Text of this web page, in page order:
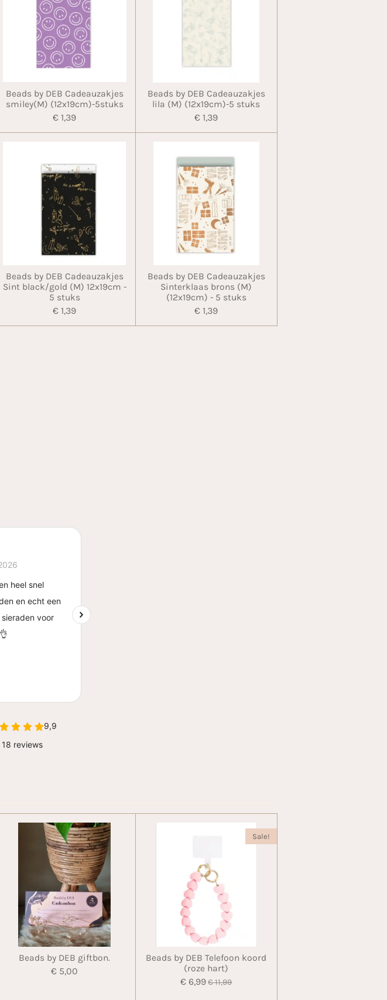
Beads by DEB Cadeauzakjes
smiley(M) (12x19cm)-5stuks
€ 1,39
Beads by DEB Cadeauzakjes
lila (M) (12x19cm)-5 stuks
€ 1,39
Beads by DEB Cadeauzakjes
Sint black/gold (M) 12x19cm -
5 stuks
€ 1,39
Beads by DEB Cadeauzakjes
Sinterklaas brons (M)
(12x19cm) - 5 stuks
€ 1,39
Beads by DEB giftbon.
€ 5,00
Sale!
Beads by DEB Telefoon koord
(roze hart)
€ 6,99€ 11,99